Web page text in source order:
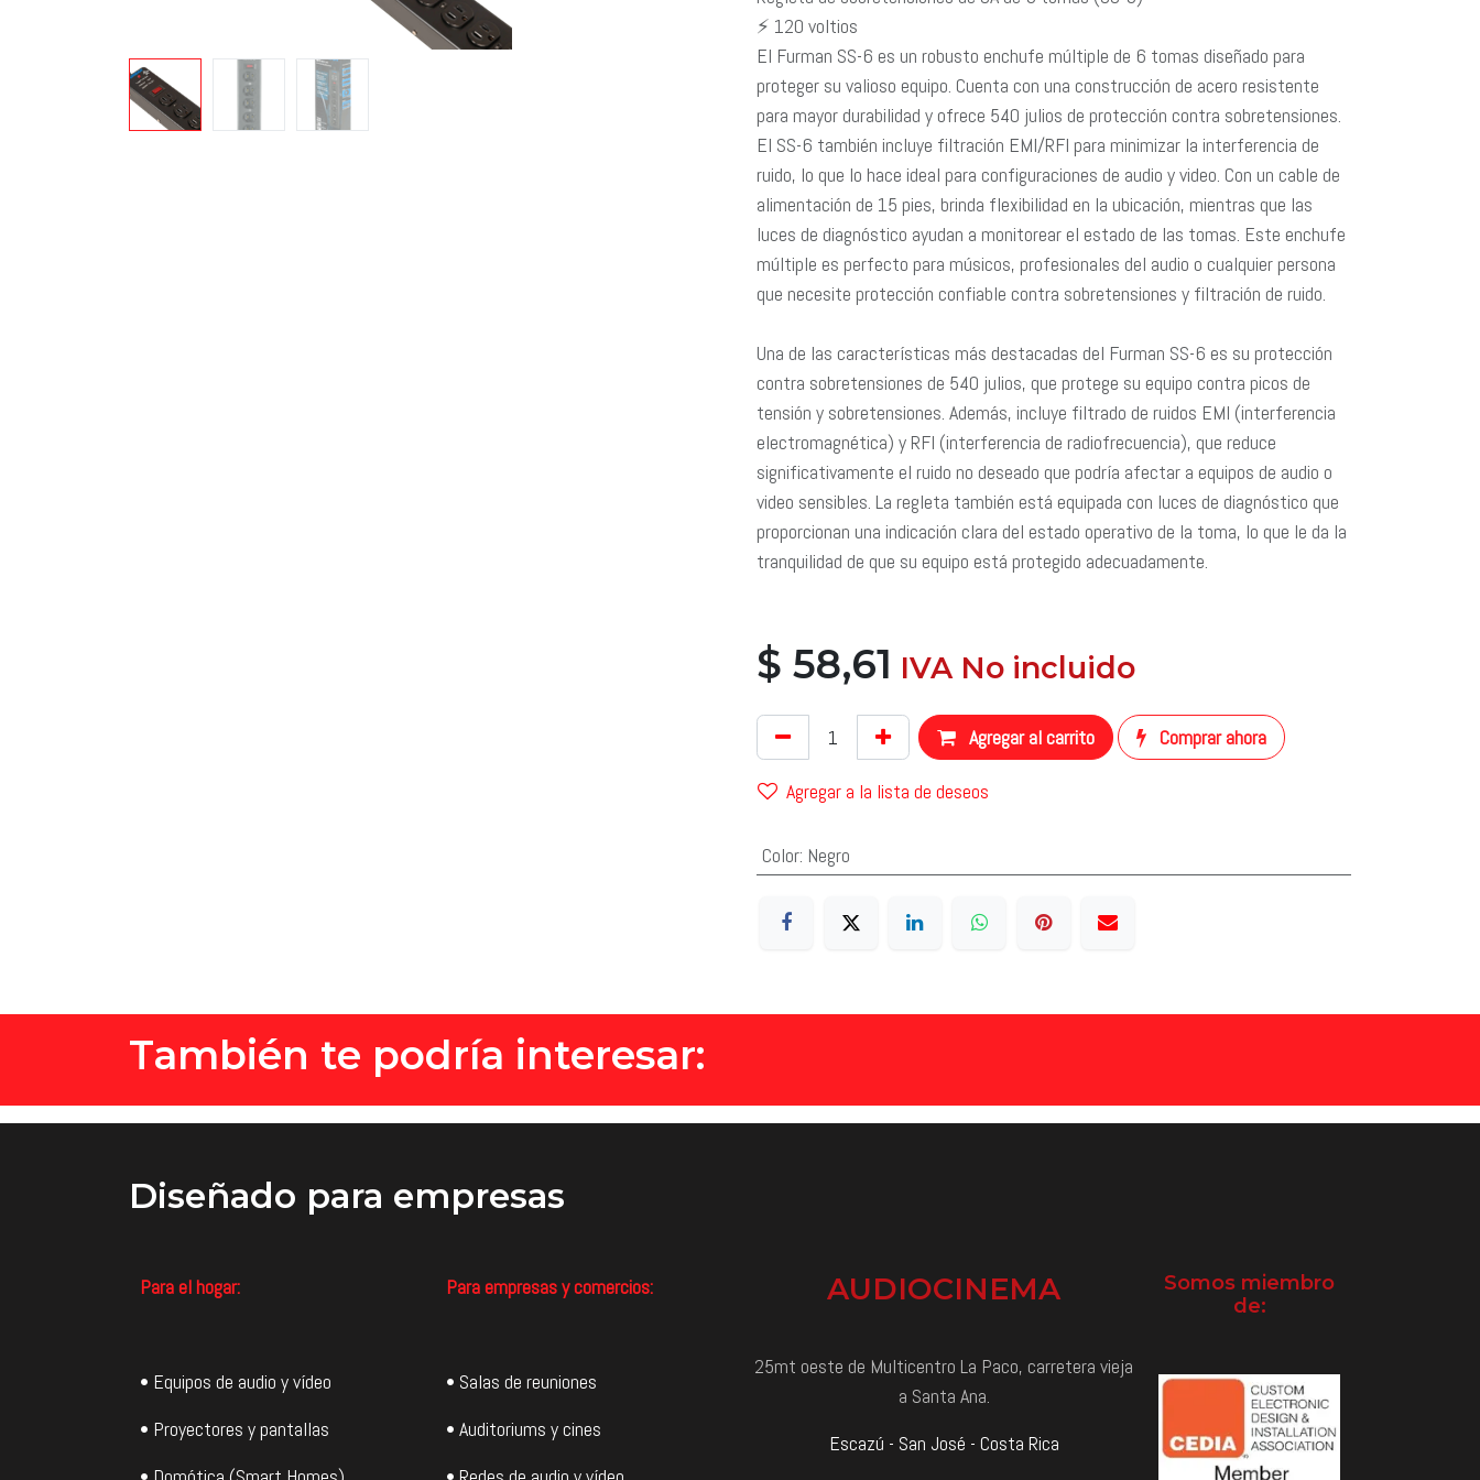
⚡ 120 voltios
El Furman SS-6 es un robusto enchufe múltiple de 6 tomas diseñado para
proteger su valioso equipo. Cuenta con una construcción de acero resistente
para mayor durabilidad y ofrece 540 julios de protección contra sobretensiones.
El SS-6 también incluye filtración EMI/RFI para minimizar la interferencia de
ruido, lo que lo hace ideal para configuraciones de audio y video. Con un cable de
alimentación de 15 pies, brinda flexibilidad en la ubicación, mientras que las
luces de diagnóstico ayudan a monitorear el estado de las tomas. Este enchufe
múltiple es perfecto para músicos, profesionales del audio o cualquier persona
que necesite protección confiable contra sobretensiones y filtración de ruido.
Una de las características más destacadas del Furman SS-6 es su protección
contra sobretensiones de 540 julios, que protege su equipo contra picos de
tensión y sobretensiones. Además, incluye filtrado de ruidos EMI (interferencia
electromagnética) y RFI (interferencia de radiofrecuencia), que reduce
significativamente el ruido no deseado que podría afectar a equipos de audio o
video sensibles. La regleta también está equipada con luces de diagnóstico que
proporcionan una indicación clara del estado operativo de la toma, lo que le da la
tranquilidad de que su equipo está protegido adecuadamente.
$ 58,61 ​ IVA No incluido
Agregar al carrito Comprar ahora
Agregar a la lista de deseos
Color: Negro
También te podría interesar:
Diseñado para empresas
Para el hogar:
• Equipos de audio y vídeo
• Proyectores y pantallas
Para empresas y comercios:
• Salas de reuniones
• Auditoriums y cines
AUDIOCINEMA
25mt oeste de Multicentro La Paco, carretera vieja
a Santa Ana.
Escazú - San José - Costa Rica
Somos miembro
de: